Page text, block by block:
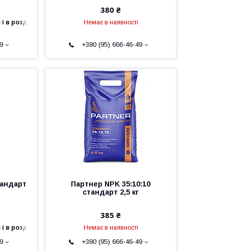
в роздріб
380 ₴
Немає в наявності
+380 (95) 666-46-49
в роздріб
Партнер NPK 35:10:10
стандарт 2,5 кг
385 ₴
Немає в наявності
+380 (95) 666-46-49